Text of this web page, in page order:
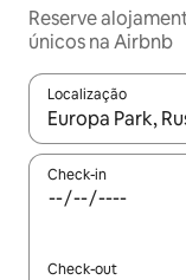
Reserve
únicos na Airbnb
Localização
Quando os
Check-in
Check-out